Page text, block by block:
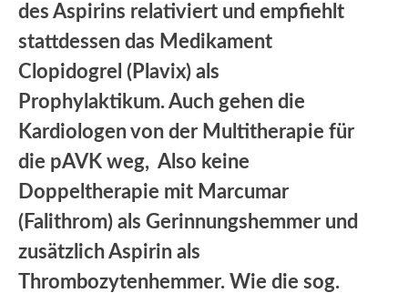
des Aspirins relativiert und empfiehlt
stattdessen das Medikament
Clopidogrel (Plavix) als
Prophylaktikum. Auch gehen die
Kardiologen von der Multitherapie für
die pAVK weg, Also keine
Doppeltherapie mit Marcumar
(Falithrom) als Gerinnungshemmer und
zusätzlich Aspirin als
Thrombozytenhemmer. Wie die sog.